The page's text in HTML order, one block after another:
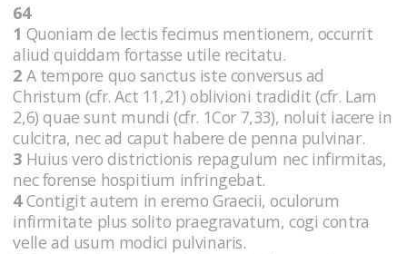
64
1 Quoniam de lectis fecimus mentionem, occurrit
aliud quiddam fortasse utile recitatu.
2 A tempore quo sanctus iste conversus ad
Christum (cfr. Act 11,21) oblivioni tradidit (cfr. Lam
2,6) quae sunt mundi (cfr. 1Cor 7,33), noluit iacere in
culcitra, nec ad caput habere de penna pulvinar.
3 Huius vero districtionis repagulum nec infirmitas,
nec forense hospitium infringebat.
4Contigit autem in eremo Graecii, oculorum
infirmitate plus solito praegravatum, cogi contra
velle ad usum modici pulvinaris.